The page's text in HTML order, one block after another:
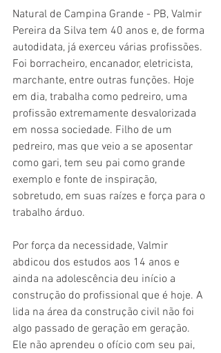
Natural de Campina Grande - PB, Valmir
Pereira da Silva tem 40 anos e, de forma
autodidata, já exerceu várias profissões.
Foi borracheiro, encanador, eletricista,
marchante, entre outras funções. Hoje
em dia, trabalha como pedreiro, uma
profissão extremamente desvalorizada
em nossa sociedade. Filho de um
pedreiro, mas que veio a se aposentar
como gari, tem seu pai como grande
exemplo e fonte de inspiração,
sobretudo, em suas raízes e força para o
trabalho árduo.
Por força da necessidade, Valmir
abdicou dos estudos aos 14 anos e
ainda na adolescência deu início a
construção do profissional que é hoje. A
lida na área da construção civil não foi
algo passado de geração em geração.
Ele não aprendeu o ofício com seu pai,